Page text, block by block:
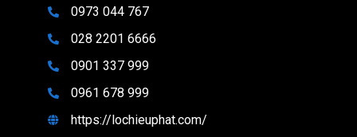
0973 044 767
028 2201 6666
0901 337 999
0961 678 999
https://lochieuphat.com/